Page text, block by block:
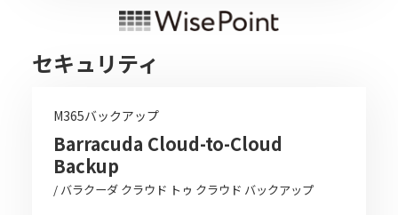
セキュリティ
M365バックアップ
Barracuda Cloud-to-Cloud
Backup
/ バラクーダ クラウド トゥ クラウド バックアップ